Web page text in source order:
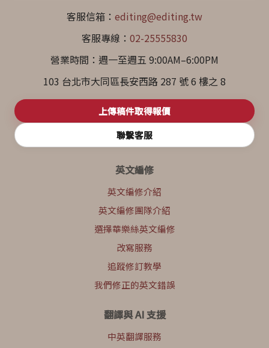
客服信箱： editing@editing.tw
客服專線： 02-25555830
營業時間：週一至週五 9:00AM–6:00PM
103 台北市大同區長安西路 287 號 6 樓之 8
上傳稿件取得報價
聯繫客服
英文編修
英文編修介紹
英文編修團隊介紹
選擇華樂絲英文編修
改寫服務
追蹤修訂教學
我們修正的英文錯誤
翻譯與 AI 支援
中英翻譯服務